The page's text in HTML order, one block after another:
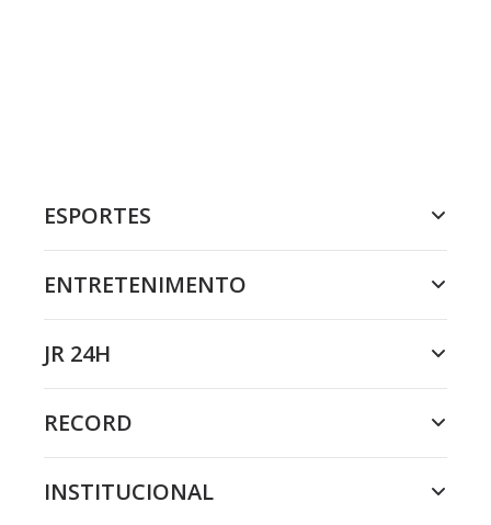
ESPORTES
ENTRETENIMENTO
JR 24H
RECORD
INSTITUCIONAL